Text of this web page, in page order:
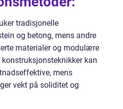
tradisjonelle
og betong, mens andre
materialer og modulære
kan
mens
vekt på soliditet og